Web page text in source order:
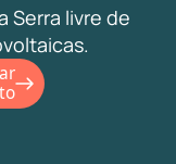
Serra livre de